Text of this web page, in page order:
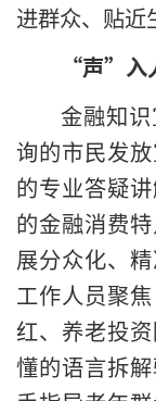
进群众、贴近
“声”入
金融知
询的市民发
的专业答疑
的金融消费
展分众化、
工作人员聚
红、养老投
懂的语言拆